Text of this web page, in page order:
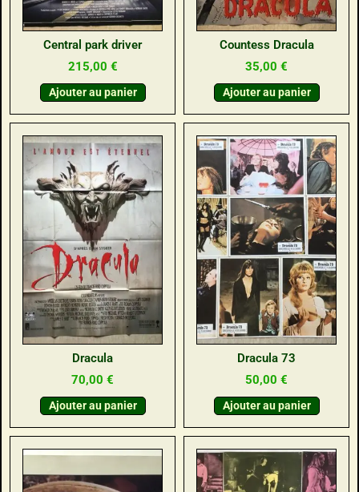
Central park driver
215,00 €
Ajouter au panier
Countess Dracula
35,00 €
Ajouter au panier
Dracula
70,00 €
Ajouter au panier
Dracula 73
50,00 €
Ajouter au panier